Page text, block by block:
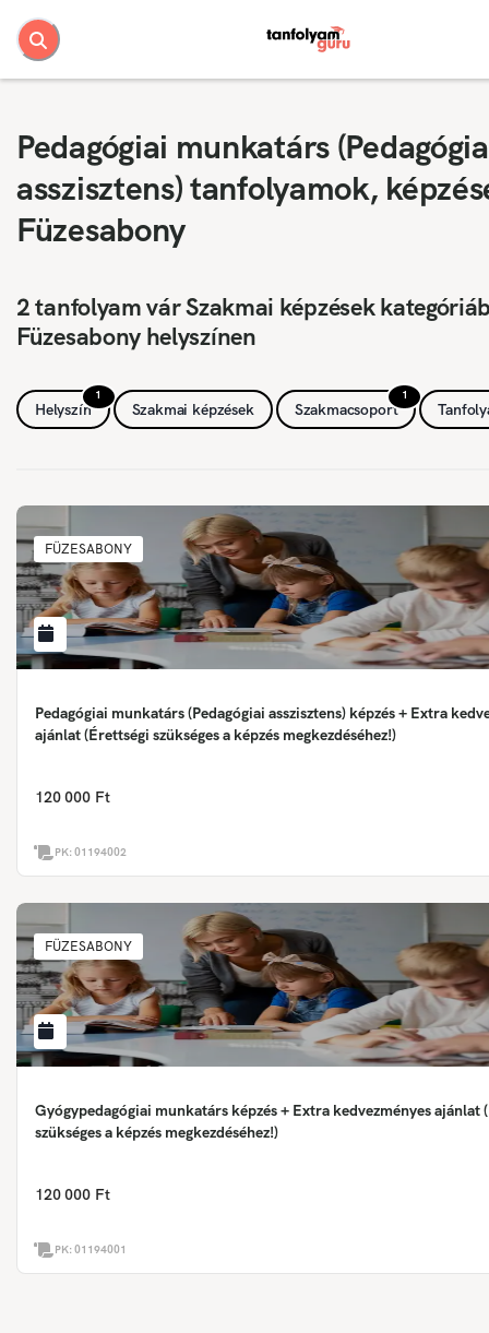
Pedagógiai munkatárs
asszisztens) tanfolyamok,
Füzesabony
2 tanfolyam vár Szakmai képzések
Füzesabony helyszínen
1
Helyszín Szakmai képzések
1
Szakmacsoport
FÜZESABONY
Pedagógiai munkatárs (Pedagógiai asszisztens) képzés + Extra
ajánlat (Érettségi szükséges a képzés megkezdéséhez!)
120 000 Ft
PK:01194002
FÜZESABONY
Gyógypedagógiai munkatárs képzés + Extra kedvezményes ajánlat
szükséges a képzés megkezdéséhez!)
120 000 Ft
PK:01194001